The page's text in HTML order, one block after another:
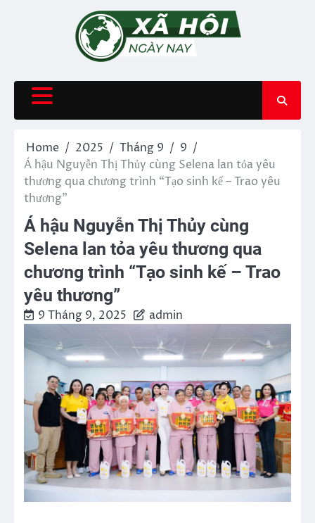
Home 2025 Tháng 9
9
Á hậu Nguyễn Thị Thủy cùng Selena lan tỏa yêu
thương qua chương trình “Tạo sinh kế – Trao yêu
thương”
Á hậu Nguyễn Thị Thủy cùng
Selena lan tỏa yêu thương qua
chương trình “Tạo sinh kế – Trao
yêu thương”
9 Tháng 9, 2025 admin